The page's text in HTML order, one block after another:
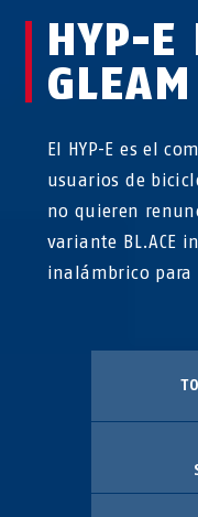
HYP-E
El HYP-E es el
usuarios de
no quieren
variante BL.ACE
inalámbrico para